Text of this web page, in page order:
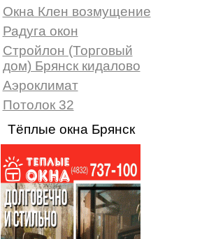
Окна Клен возмущение
Радуга окон
Стройлон (Торговый
дом) Брянск кидалово
Аэроклимат
Потолок 32
Тёплые окна Брянск